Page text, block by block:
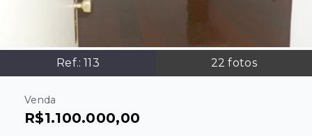
Ref.:113 22 fotos
Venda
R$1.100.000,00